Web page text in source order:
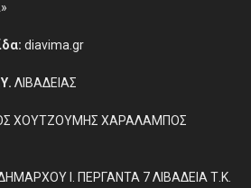
diavima.gr
ΛΙΒΑΔΕΙΑΣ
ΧΟΥΤΖΟΥΜΗΣ ΧΑΡΑΛΑΜΠΟΣ
Ι. ΠΕΡΓΑΝΤΑ 7 ΛΙΒΑΔΕΙΑ Τ.Κ.